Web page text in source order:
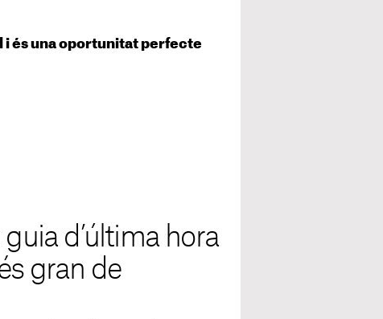
i és una oportunitat perfecte
d’última hora
gran de